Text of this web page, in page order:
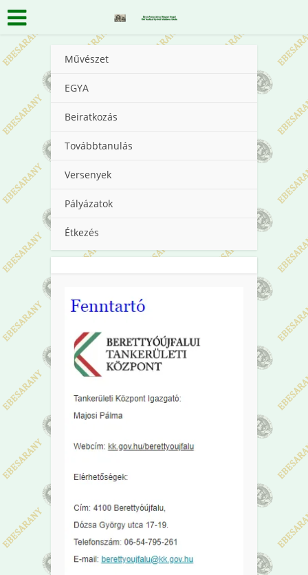
Művészet
EGYA
Beiratkozás
Továbbtanulás
Versenyek
Pályázatok
Étkezés